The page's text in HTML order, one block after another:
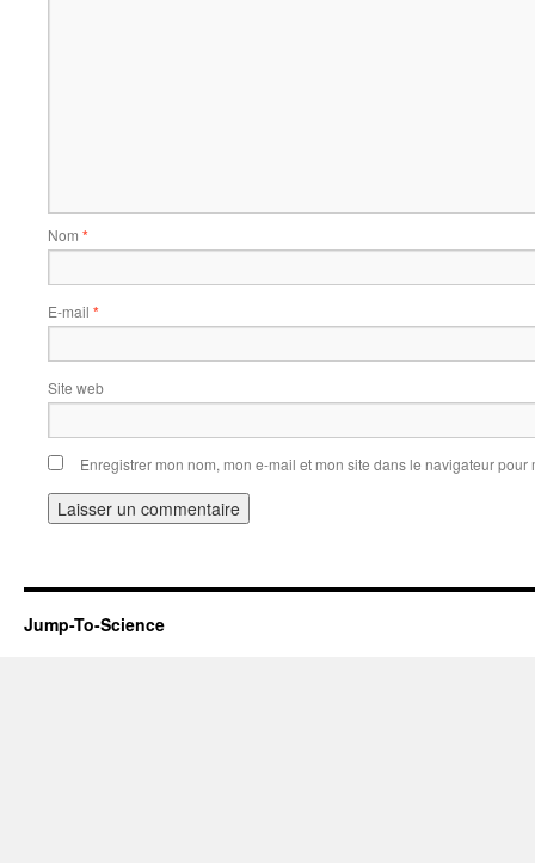
Nom *
E-mail *
Site web
Enregistrer mon nom, mon e-mail et mon site dans le navigateur
Jump-To-Science